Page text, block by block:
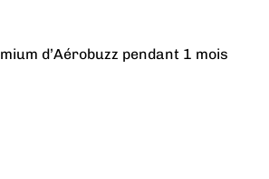
d’Aérobuzz pendant 1 mois